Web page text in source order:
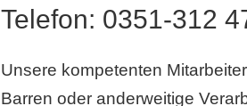
Telefon: 0351-312
Unsere kompetenten
Barren oder anderweitige